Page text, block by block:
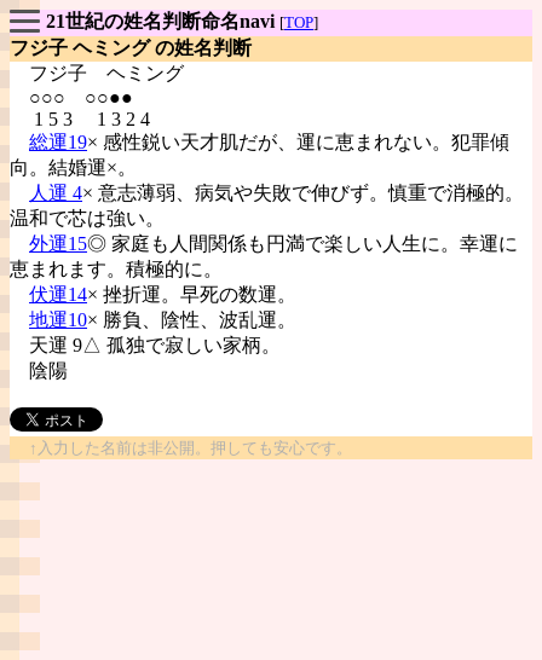
21世紀の姓名判断命名navi [TOP]
フジ子 ヘミング の姓名判断
フジ子 ヘミング
○○○ ○○●●
1 5 3 1 3 2 4
総運19× 感性鋭い天才肌だが、運に恵まれない。犯罪傾
向。結婚運×。
人運 4× 意志薄弱、病気や失敗で伸びず。慎重で消極的。
温和で芯は強い。
外運15◎ 家庭も人間関係も円満で楽しい人生に。幸運に
恵まれます。積極的に。
伏運14× 挫折運。早死の数運。
地運10× 勝負、陰性、波乱運。
天運 9△ 孤独で寂しい家柄。
陰陽
↑入力した名前は非公開。押しても安心です。